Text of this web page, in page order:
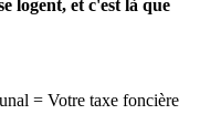
logent, et c'est là que
= Votre taxe foncière